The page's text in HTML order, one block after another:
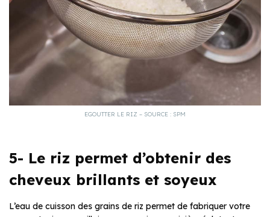
EGOUTTER LE RIZ – SOURCE : SPM
5- Le riz permet d’obtenir des
cheveux brillants et soyeux
L’eau de cuisson des grains de riz permet de fabriquer votre